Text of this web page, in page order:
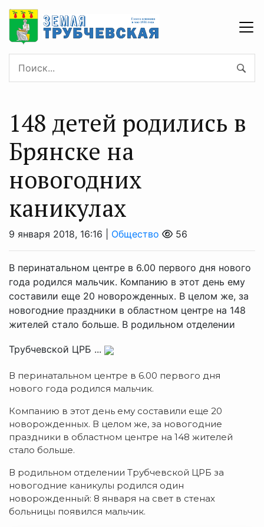
148 детей родились в
Брянске на
новогодних
каникулах
9 января 2018, 16:16 | Общество 56
В перинатальном центре в 6.00 первого дня нового
года родился мальчик. Компанию в этот день ему
составили еще 20 новорожденных. В целом же, за
новогодние праздники в областном центре на 148
жителей стало больше. В родильном отделении
Трубчевской ЦРБ ...
В перинатальном центре в 6.00 первого дня
нового года родился мальчик.
Компанию в этот день ему составили еще 20
новорожденных. В целом же, за новогодние
праздники в областном центре на 148 жителей
стало больше.
В родильном отделении Трубчевской ЦРБ за
новогодние каникулы родился один
новорожденный: 8 января на свет в стенах
больницы появился мальчик.